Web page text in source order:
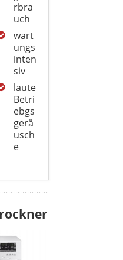
rbra
uch
wart
ungs
inten
siv
laute
Betri
ebgs
gerä
usch
e